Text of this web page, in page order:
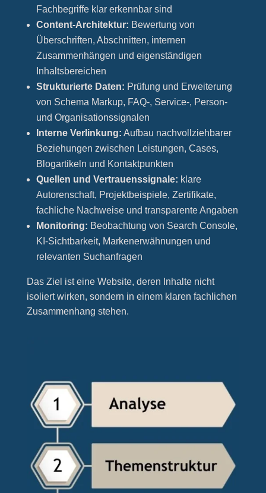
Fachbegriffe klar erkennbar sind
Content-Architektur: Bewertung von
Überschriften, Abschnitten, internen
Zusammenhängen und eigenständigen
Inhaltsbereichen
Strukturierte Daten: Prüfung und Erweiterung
von Schema Markup, FAQ-, Service-, Person-
und Organisationssignalen
Interne Verlinkung: Aufbau nachvollziehbarer
Beziehungen zwischen Leistungen, Cases,
Blogartikeln und Kontaktpunkten
Quellen und Vertrauenssignale: klare
Autorenschaft, Projektbeispiele, Zertifikate,
fachliche Nachweise und transparente Angaben
Monitoring: Beobachtung von Search Console,
KI-Sichtbarkeit, Markenerwähnungen und
relevanten Suchanfragen
Das Ziel ist eine Website, deren Inhalte nicht
isoliert wirken, sondern in einem klaren fachlichen
Zusammenhang stehen.